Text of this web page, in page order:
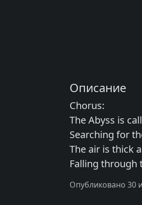
Описание
Chorus:
The Abyss is
Searching for
The air is thick
Falling through
Опубликовано 30